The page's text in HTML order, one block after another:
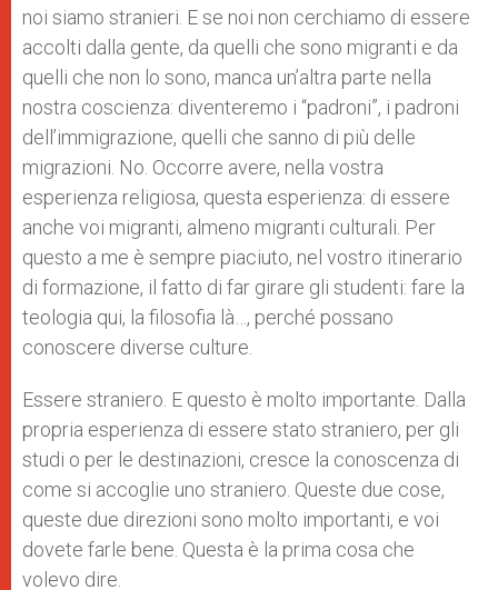
noi siamo stranieri. E se noi non cerchiamo di essere
accolti dalla gente, da quelli che sono migranti e da
quelli che non lo sono, manca un’altra parte nella
nostra coscienza: diventeremo i “padroni”, i padroni
dell’immigrazione, quelli che sanno di più delle
migrazioni. No. Occorre avere, nella vostra
esperienza religiosa, questa esperienza: di essere
anche voi migranti, almeno migranti culturali. Per
questo a me è sempre piaciuto, nel vostro itinerario
di formazione, il fatto di far girare gli studenti: fare la
teologia qui, la filosofia là…, perché possano
conoscere diverse culture.
Essere straniero. E questo è molto importante. Dalla
propria esperienza di essere stato straniero, per gli
studi o per le destinazioni, cresce la conoscenza di
come si accoglie uno straniero. Queste due cose,
queste due direzioni sono molto importanti, e voi
dovete farle bene. Questa è la prima cosa che
volevo dire.